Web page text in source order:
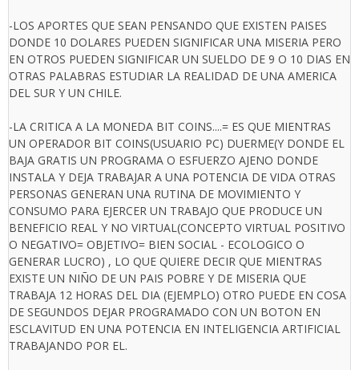
-LOS APORTES QUE SEAN PENSANDO QUE EXISTEN PAISES
DONDE 10 DOLARES PUEDEN SIGNIFICAR UNA MISERIA PERO
EN OTROS PUEDEN SIGNIFICAR UN SUELDO DE 9 O 10 DIAS EN
OTRAS PALABRAS ESTUDIAR LA REALIDAD DE UNA AMERICA
DEL SUR Y UN CHILE.
-LA CRITICA A LA MONEDA BIT COINS....= ES QUE MIENTRAS
UN OPERADOR BIT COINS(USUARIO PC) DUERME(Y DONDE EL
BAJA GRATIS UN PROGRAMA O ESFUERZO AJENO DONDE
INSTALA Y DEJA TRABAJAR A UNA POTENCIA DE VIDA OTRAS
PERSONAS GENERAN UNA RUTINA DE MOVIMIENTO Y
CONSUMO PARA EJERCER UN TRABAJO QUE PRODUCE UN
BENEFICIO REAL Y NO VIRTUAL(CONCEPTO VIRTUAL POSITIVO
O NEGATIVO= OBJETIVO= BIEN SOCIAL - ECOLOGICO O
GENERAR LUCRO) , LO QUE QUIERE DECIR QUE MIENTRAS
EXISTE UN NIÑO DE UN PAIS POBRE Y DE MISERIA QUE
TRABAJA 12 HORAS DEL DIA (EJEMPLO) OTRO PUEDE EN COSA
DE SEGUNDOS DEJAR PROGRAMADO CON UN BOTON EN
ESCLAVITUD EN UNA POTENCIA EN INTELIGENCIA ARTIFICIAL
TRABAJANDO POR EL.